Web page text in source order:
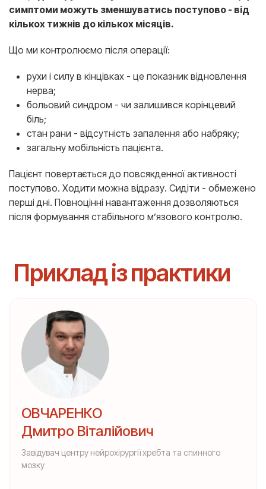
симптоми можуть зменшуватись поступово - від
кількох тижнів до кількох місяців.
Що ми контролюємо після операції:
рухи і силу в кінцівках - це показник відновлення
нерва;
больовий синдром - чи залишився корінцевий
біль;
стан рани - відсутність запалення або набряку;
загальну мобільність пацієнта.
Пацієнт повертається до повсякденної активності
поступово. Ходити можна відразу. Сидіти - обмежено
перші дні. Повноцінні навантаження дозволяються
після формування стабільного м’язового контролю.
Приклад із практики
ОВЧАРЕНКО
Дмитро Віталійович
Завідувач центру нейрохірургії хребта та спинного
мозку